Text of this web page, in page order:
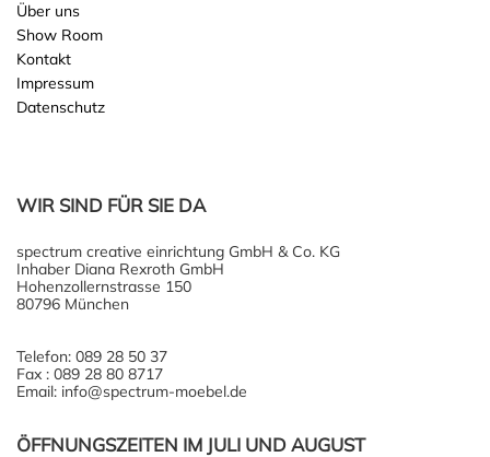
Über uns
Show Room
Kontakt
Impressum
Datenschutz
WIR SIND FÜR SIE DA
spectrum creative einrichtung GmbH & Co. KG
Inhaber Diana Rexroth GmbH
Hohenzollernstrasse 150
80796 München
Telefon: 089 28 50 37
Fax : 089 28 80 8717
Email: info@spectrum-moebel.de
ÖFFNUNGSZEITEN IM JULI UND AUGUST